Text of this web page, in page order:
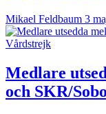
Mikael Feldbaum 3
Vårdstrejk
Medlare
och SKR/